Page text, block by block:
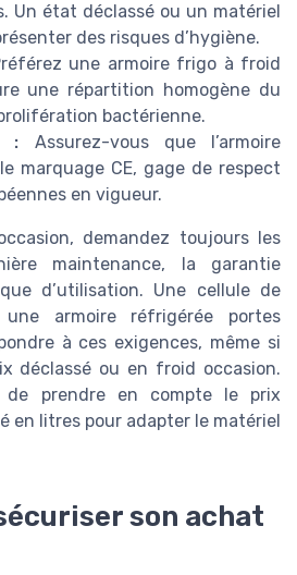
Un état déclassé ou un matériel
des risques d’hygiène.
une armoire frigo à froid
une répartition homogène du
bactérienne.
: Assurez-vous que l’armoire
marquage CE, gage de respect
en vigueur.
demandez toujours les
maintenance, la garantie
d’utilisation. Une cellule de
armoire réfrigérée portes
à ces exigences, même si
déclassé ou en froid occasion.
de prendre en compte le prix
en litres pour adapter le matériel
son achat